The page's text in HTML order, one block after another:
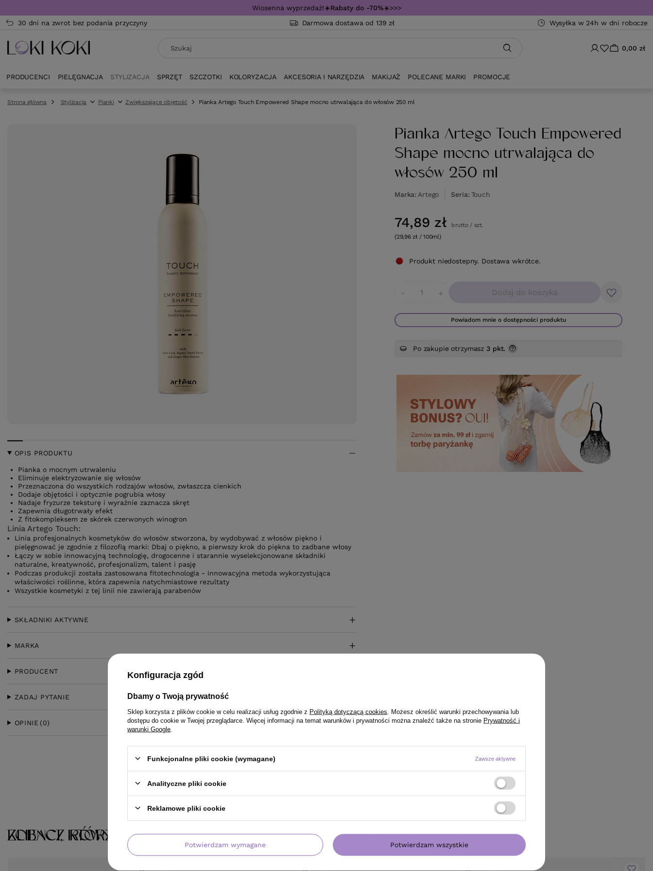
Wiosenna wyprzedaż!☀️Rabaty do -70%☀️>>>
30 dni na zwrot bez podania przyczyny
Darmowa dostawa od 139 zł Wysyłka w 24h w dni robocze
0,00 zł
PRODUCENCI PIELĘGNACJA STYLIZACJA SPRZĘT SZCZOTKI KOLORYZACJA AKCESORIA I NARZĘDZIA MAKIJAŻ POLECANE MARKI PROMOCJE
Strona główna Stylizacja Pianki Zwiększające objętość Pianka Artego Touch Empowered Shape mocno utrwalająca do włosów 250 ml
Pianka Artego Touch Empowered
Shape mocno utrwalająca do
włosów 250 ml
Marka Artego Seria Touch
74,89 zł brutto/ szt.
(29,96 zł / 100ml)
- + Dodaj do koszyka
Powiadom mnie o dostępności produktu
Produkt niedostepny. Dostawa wkrótce.
Po zakupie otrzymasz 3 pkt.
OPIS PRODUKTU
Pianka o mocnym utrwaleniu
Eliminuje elektryzowanie się włosów
Przeznaczona do wszystkich rodzajów włosów, zwłaszcza cienkich
Dodaje objętości i optycznie pogrubia włosy
Nadaje fryzurze teksturę i wyraźnie zaznacza skręt
Zapewnia długotrwały efekt
Z fitokompleksem ze skórek czerwonych winogron
Linia Artego Touch:
Linia profesjonalnych kosmetyków do włosów stworzona, by wydobywać z włosów piękno i
pielęgnować je zgodnie z filozofią marki: Dbaj o piękno, a pierwszy krok do piękna to zadbane włosy
Łączy w sobie innowacyjną technologię, drogocenne i starannie wyselekcjonowane składniki
naturalne, kreatywność, profesjonalizm, talent i pasję
Podczas produkcji została zastosowana fitotechnologia - innowacyjna metoda wykorzystująca
właściwości roślinne, która zapewnia natychmiastowe rezultaty
Wszystkie kosmetyki z tej linii nie zawierają parabenów
SKŁADNIKI AKTYWNE
MARKA
PRODUCENT
ZADAJ PYTANIE
OPINIE (0)
KLIENCI, KTÓRZY KUPILI TEN PRODUKT KUPILI TAKŻE
ZOBACZ RÓWNIEŻ
Konfiguracja zgód
Dbamy o Twoją prywatność
Sklep korzysta z plików cookie w celu realizacji usług zgodnie z Polityką dotyczącą cookies . Możesz określić warunki przechowywania lub
dostępu do cookie w Twojej przeglądarce. Więcej informacji na temat warunków i prywatności można znaleźć także na stronie Prywatność i
warunki Google
Funkcjonalne pliki cookie (wymagane) Zawsze aktywne
Analityczne pliki cookie
Reklamowe pliki cookie
Potwierdzam wymagane Potwierdzam wszystkie